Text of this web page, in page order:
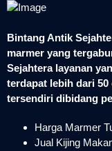
Bintang Antik
marmer yang
Sejahtera layanan
terdapat lebih dari
tersendiri dibidang
Harga Marmer
Jual Kijing